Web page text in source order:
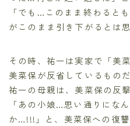
「でも…このまま終わると
がこのまま引き下がるとは
その時、祐一は実家で「美
美菜保が反省しているもの
祐一の母親は、美菜保の反
「あの小娘…思い通りにな
か…!!!」と、美菜保への復讐